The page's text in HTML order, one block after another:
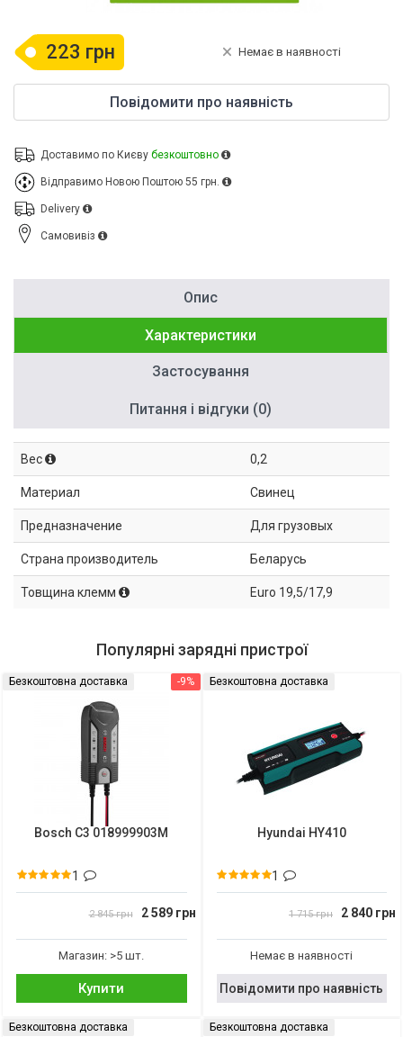
223 грн Немає в наявності
Повідомити про наявність
Доставимо по Києву безкоштовно
Відправимо Новою Поштою 55 грн.
Delivery
Cамовивіз
Опис
Характеристики
Застосування
Питання і відгуки (0)
Вес 0,2
Материал Свинец
Предназначение Для грузовых
Страна производитель Беларусь
Товщина клемм Euro 19,5/17,9
Популярні зарядні пристрої
-9%
Безкоштовна доставка
Bosch C3 018999903M
1
2 845 грн 2 589 грн
Магазин: >5 шт.
Купити
Безкоштовна доставка
Hyundai HY410
1
1 715 грн 2 840 грн
Немає в наявності
Повідомити про наявність
Безкоштовна доставка Безкоштовна доставка